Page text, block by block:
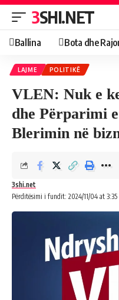
3SHI.NET
Ballina Bota dhe
LAJME POLITIKË
VLEN: Nuk e
dhe Përparimi
Blerimin në
Përditësimi i fundit: 2024/11/04 at 3:35
3shi.net